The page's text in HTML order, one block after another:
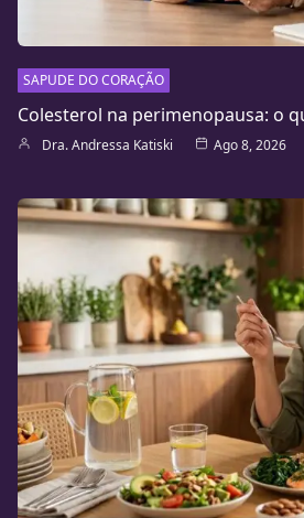
SAPUDE DO CORAÇÃO
Colesterol na perimenopausa: o
Dra. Andressa Katiski Ago 8, 2026